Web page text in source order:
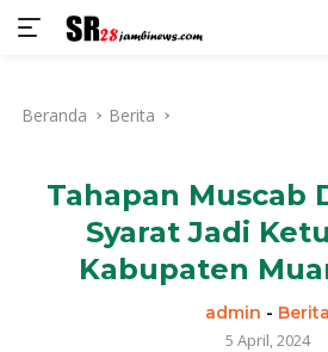
kontenBeranda Berita
Tahapan Muscab
Syarat Jadi
Kabupaten
admin - Berita
5 April, 2024